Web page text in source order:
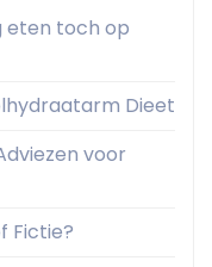
eten toch op
Dieet
voor
Fictie?